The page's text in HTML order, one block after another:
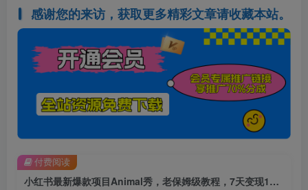
感谢您的来访，获取更多精彩文章请收藏本站。
小红书最新爆款项目Animal秀，老保姆级教程，7天变现1w+【揭秘】
付费阅读